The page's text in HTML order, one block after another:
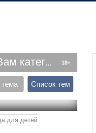
18+
товаров
Список тем
для детей